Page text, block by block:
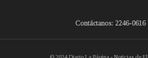
Contáctanos: 2246-0616